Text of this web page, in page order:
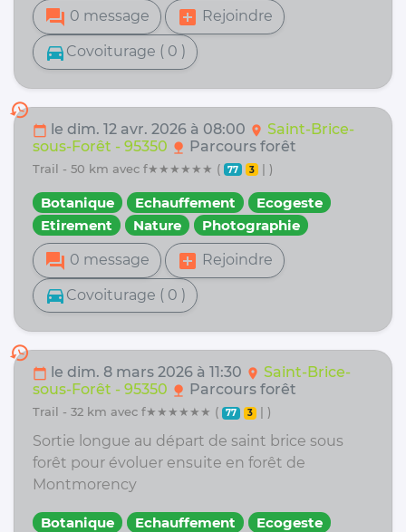
forum 0 message add_box Rejoindre
directions_car Covoiturage ( 0 )
history
calendar_today le dim. 12 avr. 2026 à 08:00 location_on Saint-Brice-
sous-Forêt - 95350 nature Parcours forêt
trail - 50 km avec f★★★★★★ ( 77 3 | )
Botanique Echauffement
Ecogeste
Etirement
Nature Photographie
forum 0 message add_box Rejoindre
directions_car Covoiturage ( 0 )
history
calendar_today le dim. 8 mars 2026 à 11:30 location_on Saint-Brice-
sous-Forêt - 95350 nature Parcours forêt
trail - 32 km avec f★★★★★★ ( 77 3 | )
Sortie longue au départ de saint brice sous
forêt pour évoluer ensuite en forêt de
Montmorency
Botanique Echauffement
Ecogeste